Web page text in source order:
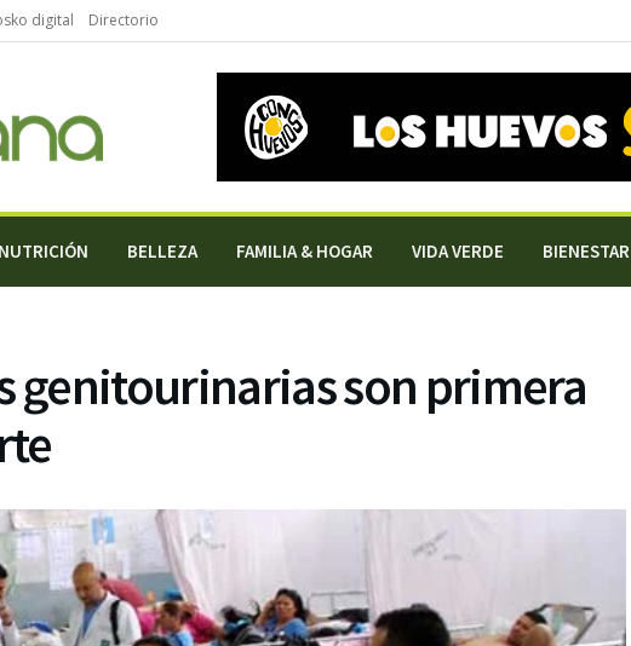
digital Directorio
NUTRICIÓN BELLEZA FAMILIA & HOGAR VIDA VERDE BIENESTAR
genitourinarias son primera